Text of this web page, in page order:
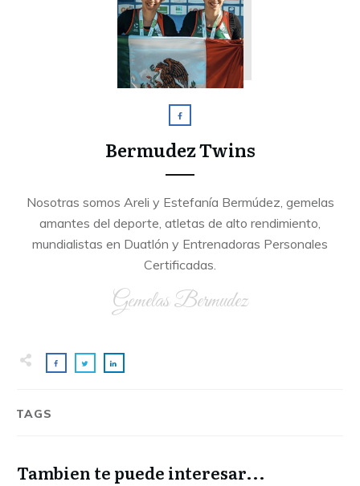
Bermudez Twins
Nosotras somos Areli y Estefanía Bermúdez, gemelas
amantes del deporte, atletas de alto rendimiento,
mundialistas en Duatlón y Entrenadoras Personales
Certificadas.
Gemelas Bermudez
TAGS
Tambien te puede interesar...